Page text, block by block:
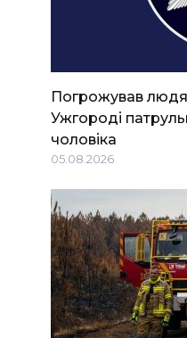
Погрожував
Ужгороді
чоловіка
05.08.2026